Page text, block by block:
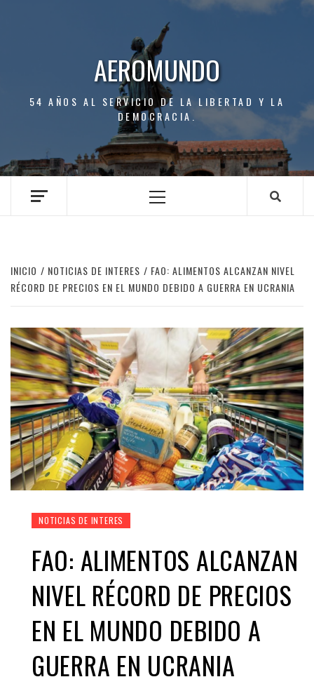
AEROMUNDO
54 AÑOS AL SERVICIO DE LA LIBERTAD Y LA
DEMOCRACIA.
Menú
INICIO NOTICIAS DE INTERES
FAO: ALIMENTOS ALCANZAN NIVEL
RÉCORD DE PRECIOS EN EL MUNDO DEBIDO A GUERRA EN UCRANIA
NOTICIAS DE INTERES
FAO: ALIMENTOS ALCANZAN
NIVEL RÉCORD DE PRECIOS
EN EL MUNDO DEBIDO A
GUERRA EN UCRANIA